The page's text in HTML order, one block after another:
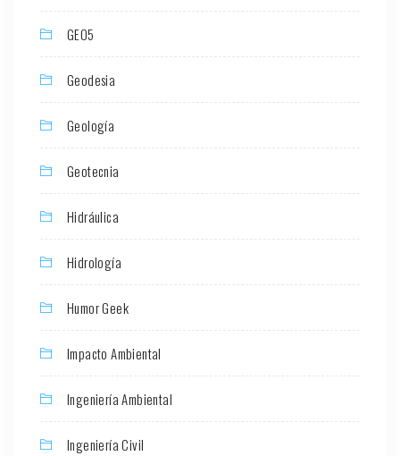
GEO5
Geodesia
Geología
Geotecnia
Hidráulica
Hidrología
Humor Geek
Impacto Ambiental
Ingeniería Ambiental
Ingeniería Civil